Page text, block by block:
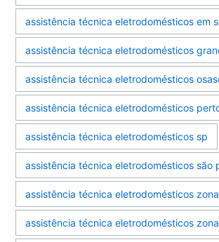
assistência técnica eletrodomésticos em
assistência técnica eletrodomésticos
assistência técnica eletrodomésticos
assistência técnica eletrodomésticos
assistência técnica eletrodomésticos sp
assistência técnica eletrodomésticos são
assistência técnica eletrodomésticos
assistência técnica eletrodomésticos